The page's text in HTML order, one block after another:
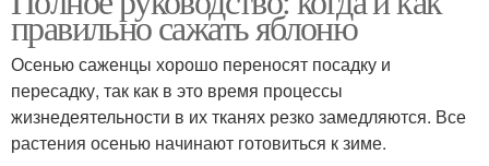
правильно сажать яблоню
Осенью саженцы хорошо переносят посадку и
пересадку, так как в это время процессы
жизнедеятельности в их тканях резко замедляются. Все
растения осенью начинают готовиться к зиме.